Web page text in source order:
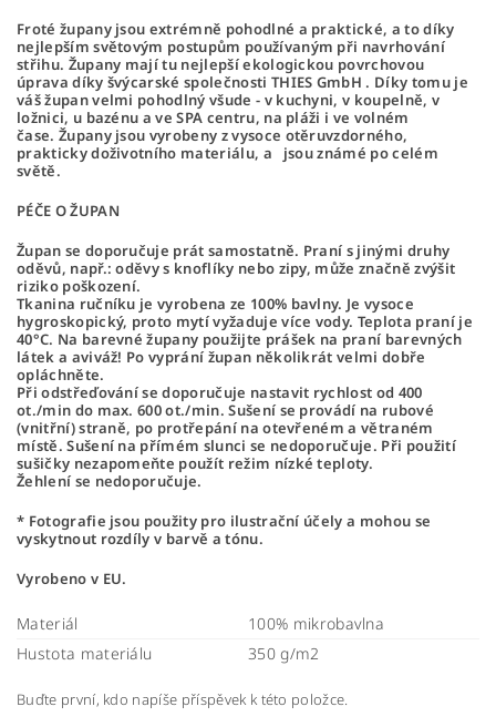
Froté župany jsou extrémně pohodlné a praktické, a to díky
nejlepším světovým postupům používaným při navrhování
střihu. Župany mají tu nejlepší ekologickou povrchovou
úprava díky švýcarské společnosti THIES GmbH . Díky tomu je
váš župan velmi pohodlný všude - v kuchyni, v koupelně, v
ložnici, u bazénu a ve SPA centru, na pláži i ve volném
čase. Župany jsou vyrobeny z vysoce otěruvzdorného, ​​
prakticky doživotního materiálu, a jsou známé po celém
světě.
PÉČE O ŽUPAN
Župan se doporučuje prát samostatně. Praní s jinými druhy
oděvů, např.: oděvy s knoflíky nebo zipy, může značně zvýšit
riziko poškození.
Tkanina ručníku je vyrobena ze 100% bavlny. Je vysoce
hygroskopický, proto mytí vyžaduje více vody. Teplota praní je
40°C. Na barevné župany použijte prášek na praní barevných
látek a aviváž! Po vyprání župan několikrát velmi dobře
opláchněte.
Při odstřeďování se doporučuje nastavit rychlost od 400
ot./min do max. 600 ot./min. Sušení se provádí na rubové
(vnitřní) straně, po protřepání na otevřeném a větraném
místě. Sušení na přímém slunci se nedoporučuje. Při použití
sušičky nezapomeňte použít režim nízké teploty.
Žehlení se nedoporučuje.
* Fotografie jsou použity pro ilustrační účely a mohou se
vyskytnout rozdíly v barvě a tónu.
Vyrobeno v EU.
Materiál
100% mikrobavlna
Hustota materiálu
350 g/m2
Buďte první, kdo napíše příspěvek k této položce.